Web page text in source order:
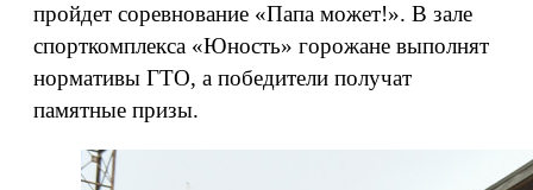
пройдет соревнование «Папа может!». В зале
спорткомплекса «Юность» горожане выполнят
нормативы ГТО, а победители получат
памятные призы.